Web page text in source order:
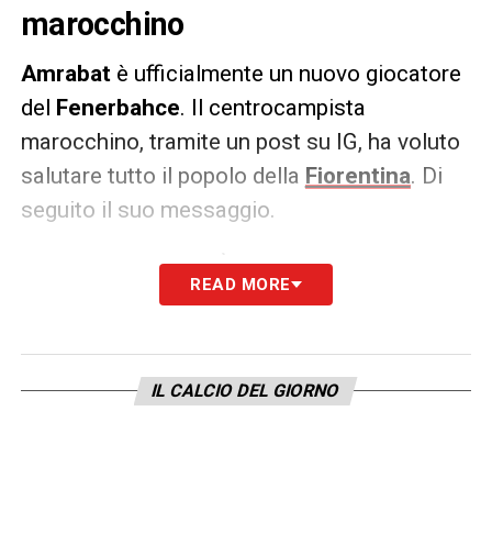
marocchino
Amrabat è ufficialmente un nuovo giocatore
del Fenerbahce. Il centrocampista
marocchino, tramite un post su IG, ha voluto
salutare tutto il popolo della Fiorentina. Di
seguito il suo messaggio.
IL MESSAGGIO –«È stato un onore
indossare questa maglia e rappresentare la
terrò per sempre nel mio cuore».
READ MORE
IL CALCIO DEL GIORNO